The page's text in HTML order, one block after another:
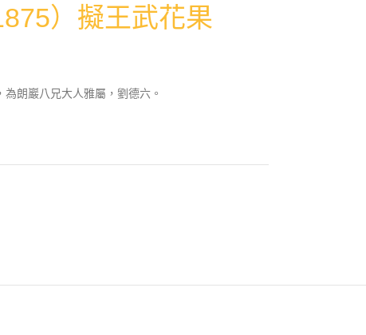
）擬王武花果
朗巖八兄大人雅屬，劉德六。